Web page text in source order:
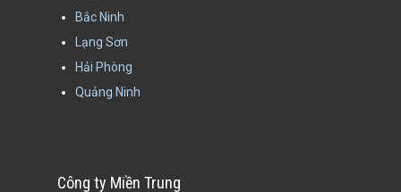
Bắc Ninh
Lạng Sơn
Hải Phòng
Quảng Ninh
Công ty Miền Trung